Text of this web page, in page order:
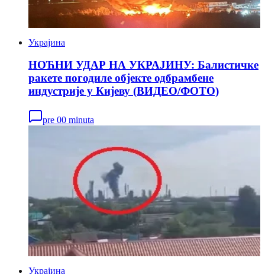
Украјина
НОЋНИ УДАР НА УКРАЈИНУ: Балистичке
ракете погодиле објекте одбрамбене
индустрије у Кијеву (ВИДЕО/ФОТО)
pre 00 minuta
Украјина